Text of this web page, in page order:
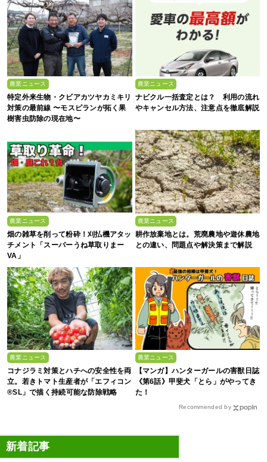
農業ニュース
特定外来生物・クビアカツヤカミキリ
対策の最前線 〜モスピランが拓く果
樹害虫防除の現在地〜
農業ニュース
ナビクル一括査定とは？ 利用の流れ
やキャンセル方法、注意点を徹底解説
農業ニュース
畑の雑草を削って粉砕！刈払機アタッ
チメント「スーパーうね草取りまー
VA」
農業ニュース
耕作放棄地とは。荒廃農地や遊休農地
との違い、問題点や解決策まで解説
農業ニュース
コナジラミ対策とハチへの安全性を両
立。若きトマト生産者が「エフィコン
®SL」で描く持続可能な防除戦略
農業ニュース
【マンガ】ハンターガールの害獣日誌
《第6話》甲斐犬「とら」がやってき
た！
Recommended by
新着記事